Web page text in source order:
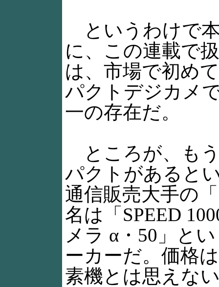
というわけで
に、この連載で
は、市場で初め
パクトデジカメ
一の存在だ。
ところが、も
パクトがあると
通信販売大手の
名は「SPEED
メラ α・50」と
ーカーだ。価格
素機とは思えな